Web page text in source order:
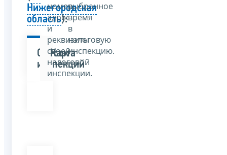
номер,
адрес
и
реквизиты
своей
налоговой
инспекции.
выбранное
время
в
налоговую
инспекцию.
Нижегородская
область):
Список
инспекций
Карта